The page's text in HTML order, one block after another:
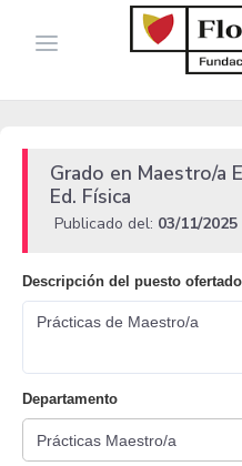
Grado en Maestro/a
Ed. Física
Publicado del: 03/11/2025
Descripción del puesto ofertado
Prácticas de Maestro/a
Departamento